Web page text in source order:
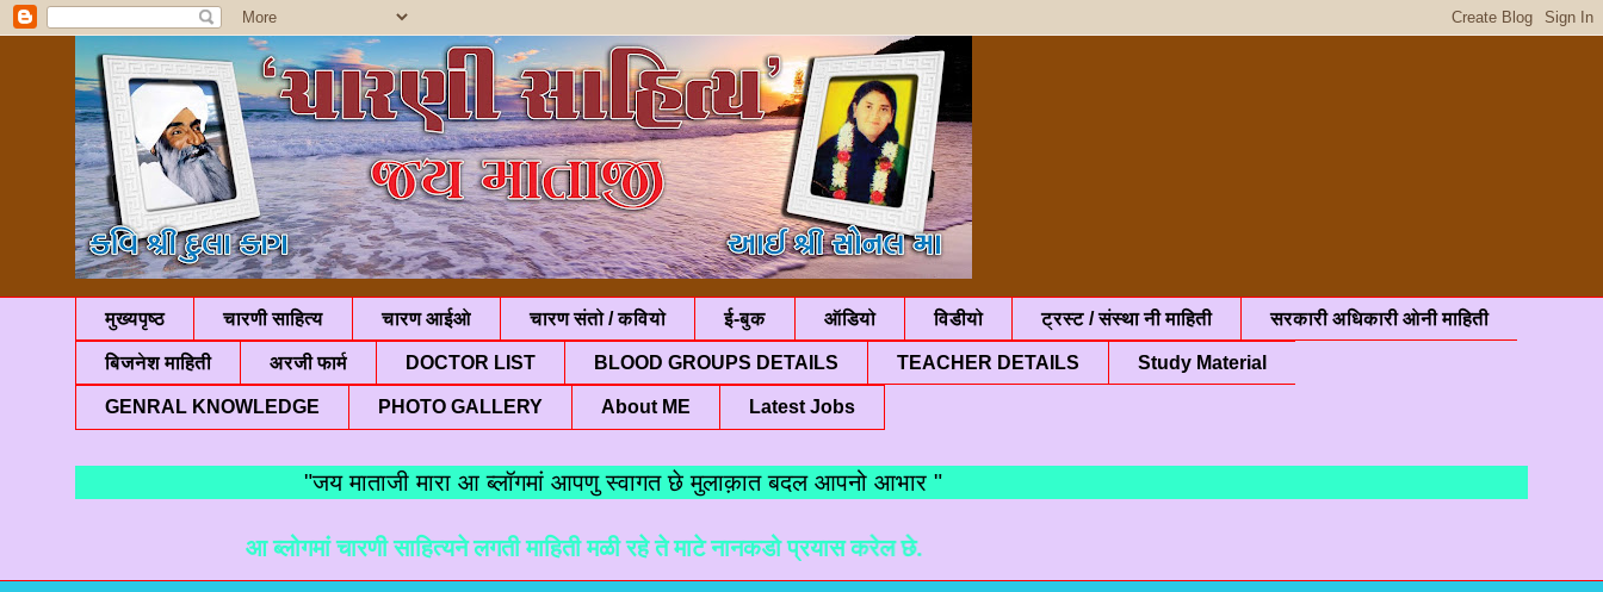
मुख्यपृष्ठ चारणी साहित्य चारण आईओ चारण संतो / कवियो ई-बुक ऑडियो विडीयो ट्रस्ट / संस्था नी माहिती सरकारी अधिकारी ओनी माहिती
बिजनेश माहिती अरजी फार्म DOCTOR LIST BLOOD GROUPS DETAILS TEACHER DETAILS Study Material
GENRAL KNOWLEDGE PHOTO GALLERY About ME Latest Jobs
"जय माताजी मारा आ ब्लॉगमां आपणु स्वागत छे मुलाक़ात बदल आपनो आभार "
आ ब्लोगमां चारणी साहित्यने लगती माहिती मळी रहे ते माटे नानकडो प्रयास करेल छे.